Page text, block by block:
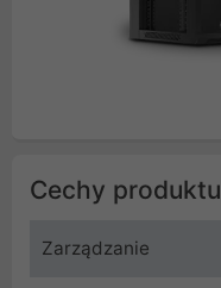
Cechy produktu
Zarządzanie